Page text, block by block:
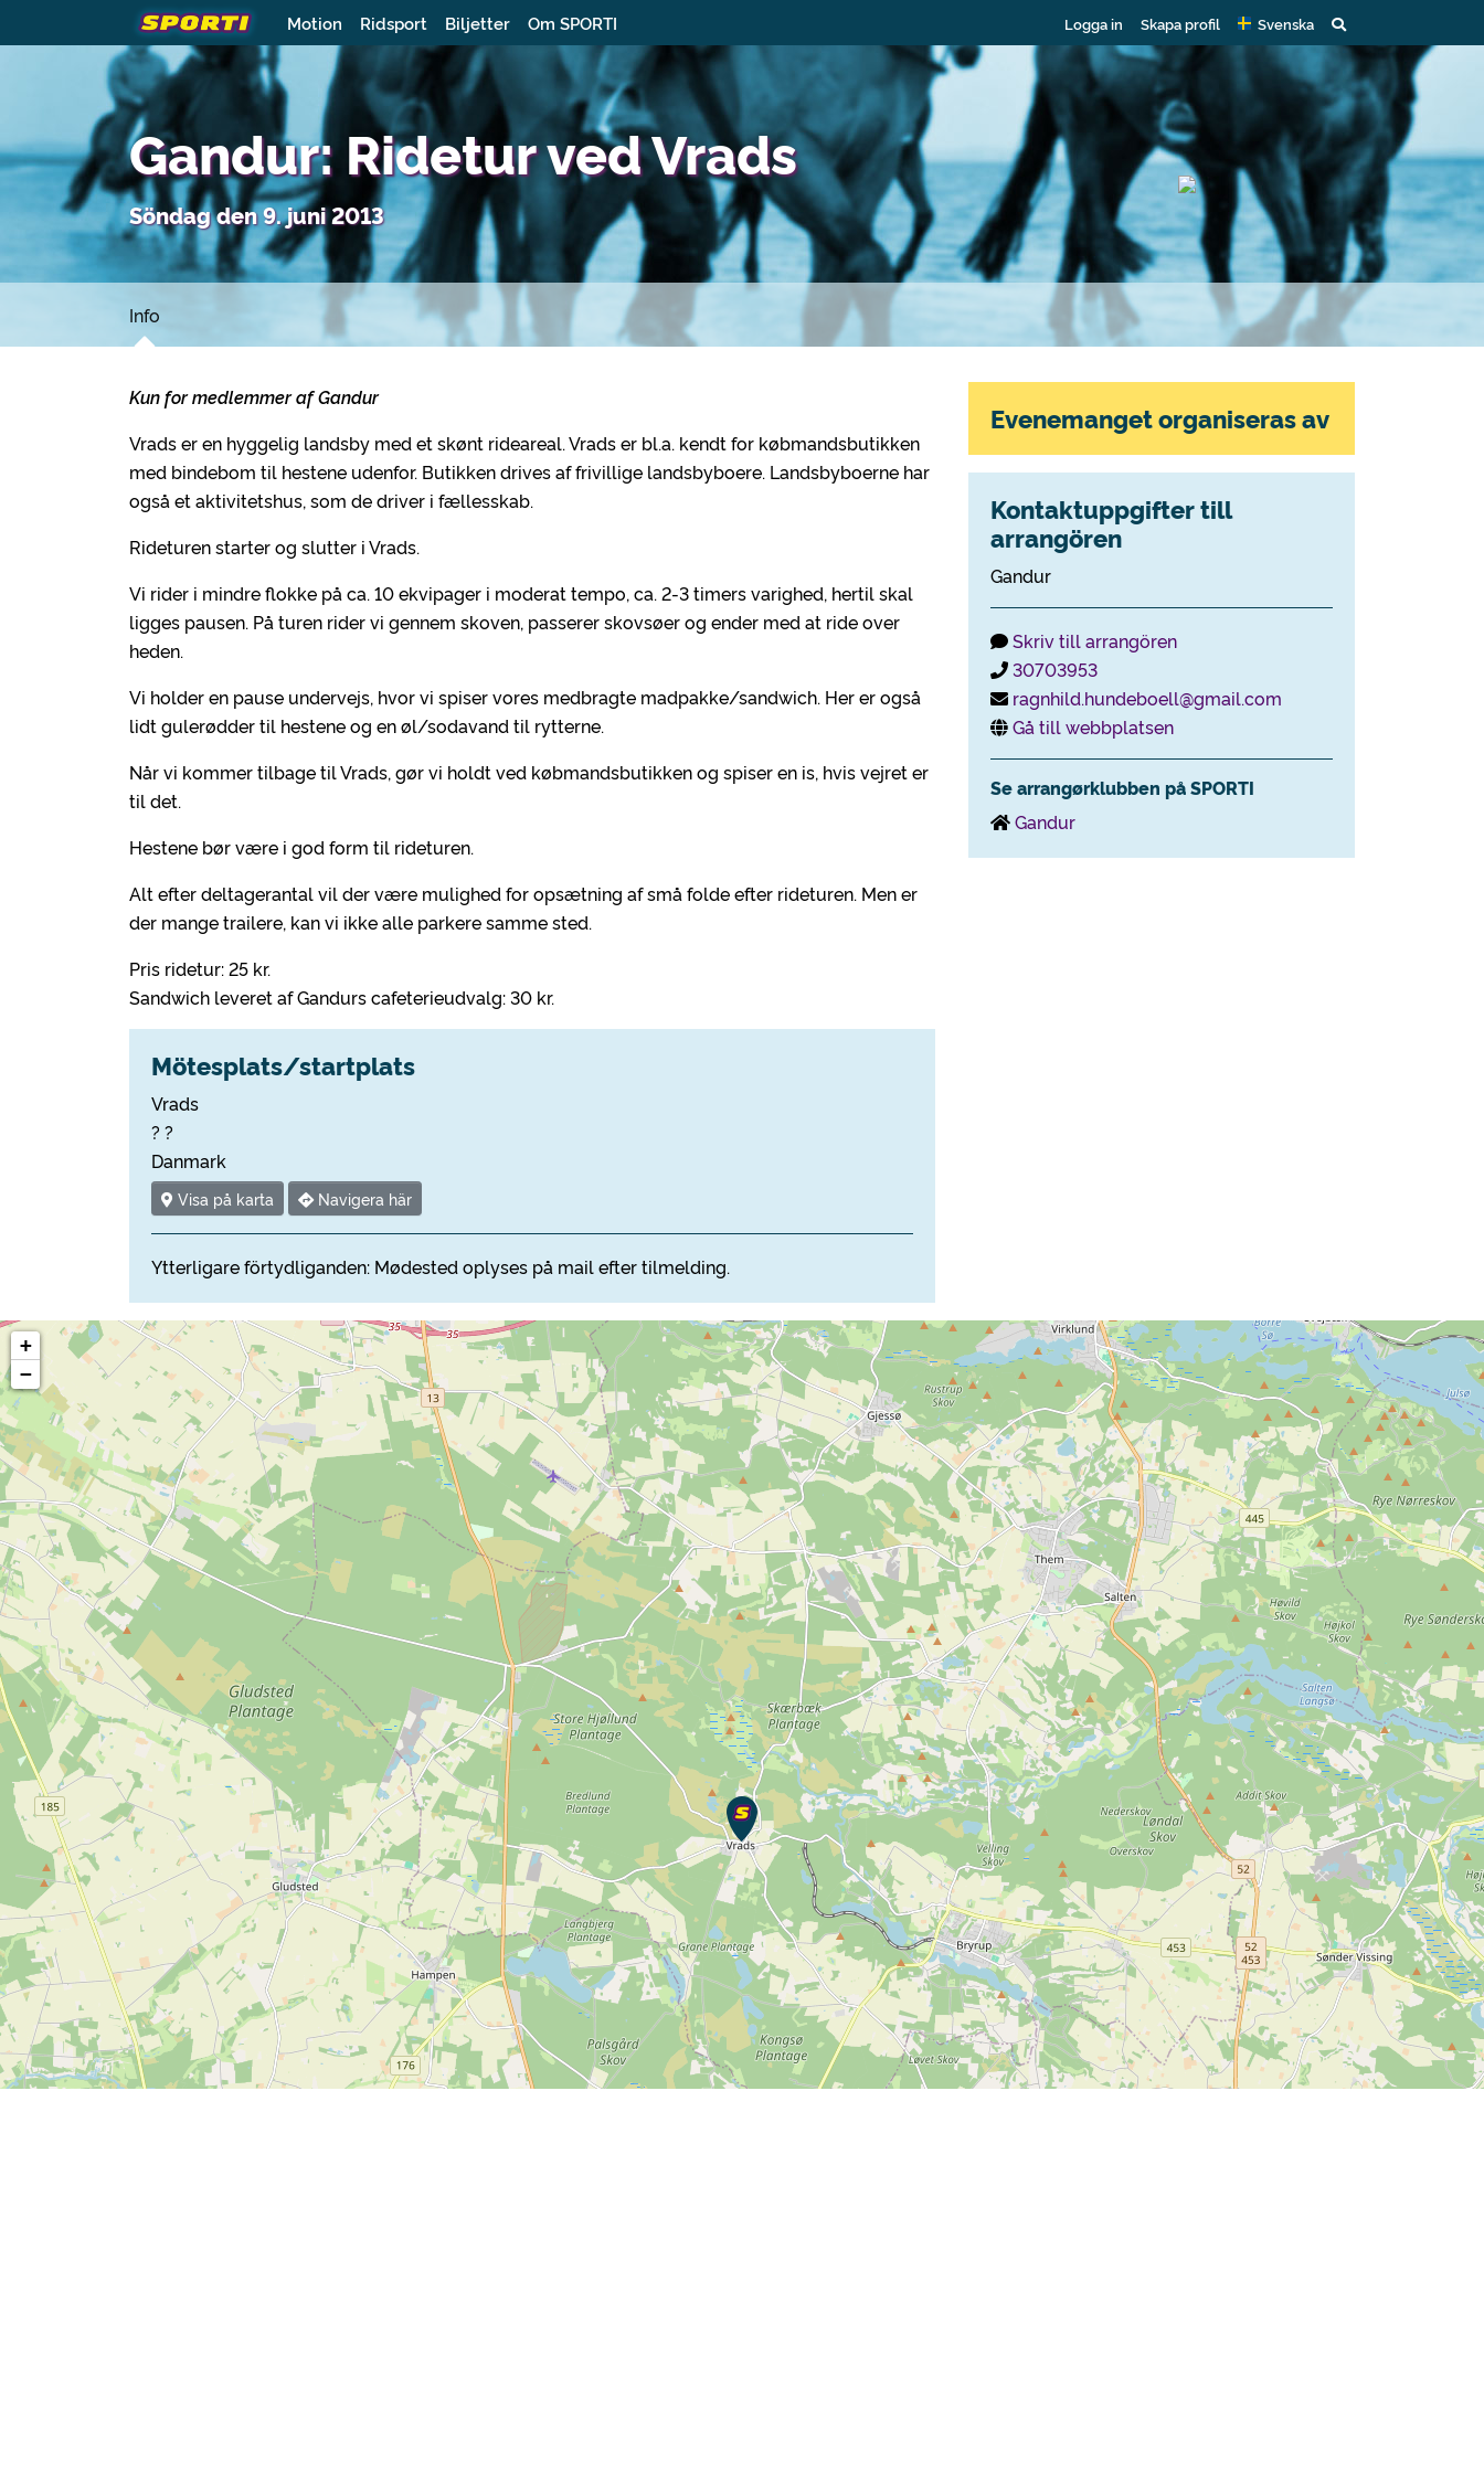
Motion Ridsport Biljetter Om SPORTI Logga in Skapa profil Svenska
Gandur: Ridetur ved Vrads
Söndag den 9. juni 2013
Info
Kun for medlemmer af Gandur
Vrads er en hyggelig landsby med et skønt rideareal. Vrads er bl.a. kendt for købmandsbutikken
med bindebom til hestene udenfor. Butikken drives af frivillige landsbyboere. Landsbyboerne har
også et aktivitetshus, som de driver i fællesskab.
Rideturen starter og slutter i Vrads.
Vi rider i mindre flokke på ca. 10 ekvipager i moderat tempo, ca. 2-3 timers varighed, hertil skal
ligges pausen. På turen rider vi gennem skoven, passerer skovsøer og ender med at ride over
heden.
Vi holder en pause undervejs, hvor vi spiser vores medbragte madpakke/sandwich. Her er også
lidt gulerødder til hestene og en øl/sodavand til rytterne.
Når vi kommer tilbage til Vrads, gør vi holdt ved købmandsbutikken og spiser en is, hvis vejret er
til det.
Hestene bør være i god form til rideturen.
Alt efter deltagerantal vil der være mulighed for opsætning af små folde efter rideturen. Men er
der mange trailere, kan vi ikke alle parkere samme sted.
Pris ridetur: 25 kr.
Sandwich leveret af Gandurs cafeterieudvalg: 30 kr.
Mötesplats/startplats
Vrads
? ?
Danmark
Visa på karta Navigera här
Ytterligare förtydliganden: Mødested oplyses på mail efter tilmelding.
Evenemanget organiseras av
Kontaktuppgifter till
arrangören
Gandur
Skriv till arrangören
30703953
ragnhild.hundeboell@gmail.com
Gå till webbplatsen
Se arrangørklubben på SPORTI
Gandur
+
−